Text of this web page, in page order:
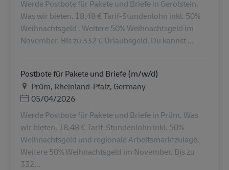
Werde Postbote für Pakete und Briefe in Gerolstein.
Was wir bieten. 18,48 € Tarif-Stundenlohn inkl. 50%
Weihnachtsgeld . Weitere 50% Weihnachtsgeld im
November. Bis zu 332 € Urlaubsgeld. Du kannst ...
Postbote für Pakete und Briefe (m/w/d)
地点Prüm, Rheinland-Pfalz, Germany
Posted Date
05/04/2026
Werde Postbote für Pakete und Briefe in Prüm. Was
wir bieten. 18,48 € Tarif-Stundenlohn inkl. 50%
Weihnachtsgeld und regionale Arbeitsmarktzulage.
Weitere 50% Weihnachtsgeld im November. Bis zu
332...